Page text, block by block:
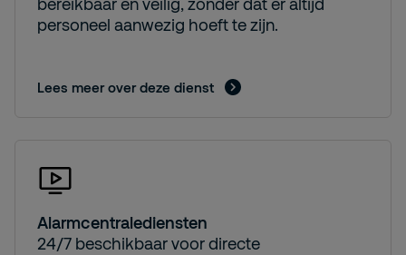
personeel aanwezig hoeft te zijn.
Lees meer over deze dienst
Alarmcentralediensten
24/7 beschikbaar voor directe